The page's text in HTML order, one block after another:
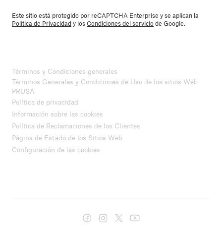
Este sitio está protegido por reCAPTCHA Enterprise y se aplican la
Política de Privacidady losCondiciones del serviciode Google.
Términos y Condiciones generales
Términos Generales y Condiciones de Uso de los sitios Web
PRUSA
Política de privacidad
Información sobre las cookies
Política de Reclamaciones de los Clientes
Página de Estado de los Sitios Web
Configuración de las cookies